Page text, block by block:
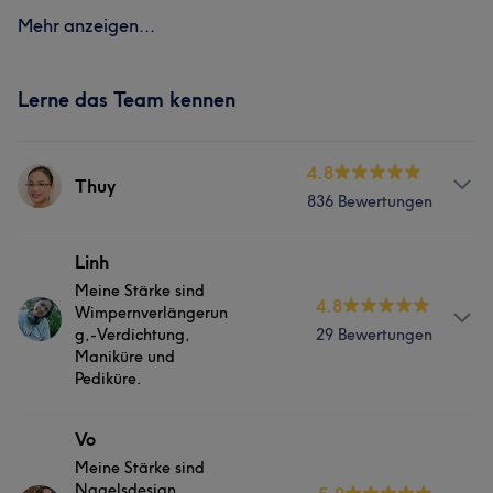
Mehr anzeigen...
Lerne das Team kennen
Thuy
4.8
836 Bewertungen
Services
Nägel Gesicht Massage
Haarentfernung
Linh
Meine Stärke sind
Wimpernverlängerun
g,-Verdichtung,
Maniküre und
Pediküre.
4.8
29 Bewertungen
Ich bin ledig, 29 jahre alt.
Vo
Meine Stärke sind